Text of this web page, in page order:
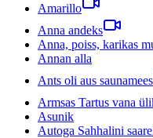
Amarillo
Anna andeks
Anna, poiss, karikas
Annan alla
Ants oli aus saunamees
Armsas Tartus vana
Asunik
Autoga Sahhalini